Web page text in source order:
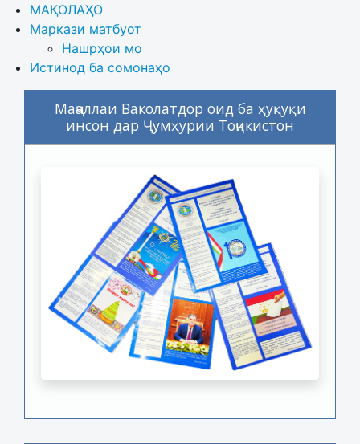
МАҚОЛАҲО
Маркази матбуот
Нашрҳои мо
Истинод ба сомонаҳо
Маҷаллаи Ваколатдор оид ба ҳуқуқи
инсон дар Ҷумҳурии Тоҷикистон